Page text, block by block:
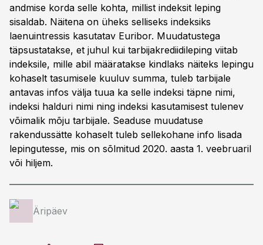
andmise korda selle kohta, millist indeksit leping
sisaldab. Näitena on üheks selliseks indeksiks
laenuintressis kasutatav Euribor. Muudatustega
täpsustatakse, et juhul kui tarbijakrediidileping viitab
indeksile, mille abil määratakse kindlaks näiteks lepingu
kohaselt tasumisele kuuluv summa, tuleb tarbijale
antavas infos välja tuua ka selle indeksi täpne nimi,
indeksi halduri nimi ning indeksi kasutamisest tulenev
võimalik mõju tarbijale. Seaduse muudatuse
rakendussätte kohaselt tuleb sellekohane info lisada
lepingutesse, mis on sõlmitud 2020. aasta 1. veebruaril
või hiljem.
Äripäev